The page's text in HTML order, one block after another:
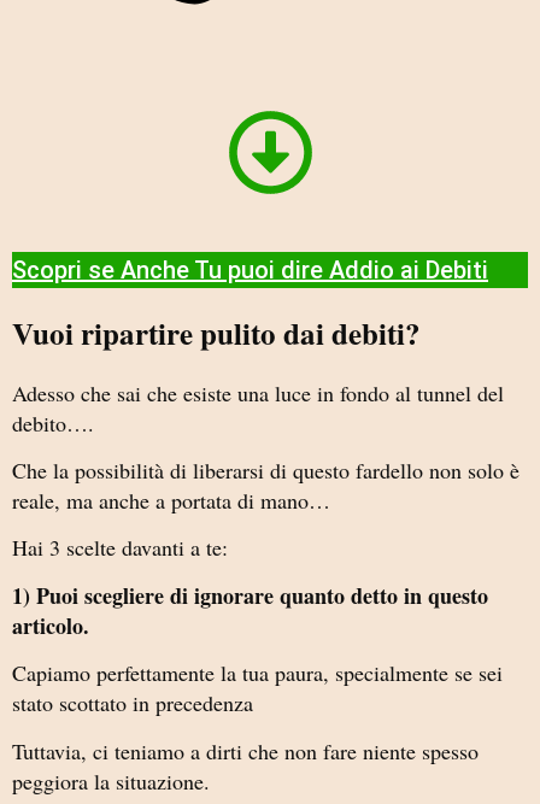
Scopri se Anche Tu puoi dire Addio ai Debiti​
Vuoi ripartire pulito dai debiti?
Adesso che sai che esiste una luce in fondo al tunnel del
debito….
Che la possibilità di liberarsi di questo fardello non solo è
reale, ma anche a portata di mano…
Hai 3 scelte davanti a te:
1) Puoi scegliere di ignorare quanto detto in questo
articolo.
Capiamo perfettamente la tua paura, specialmente se sei
stato scottato in precedenza
Tuttavia, ci teniamo a dirti che non fare niente spesso
peggiora la situazione.